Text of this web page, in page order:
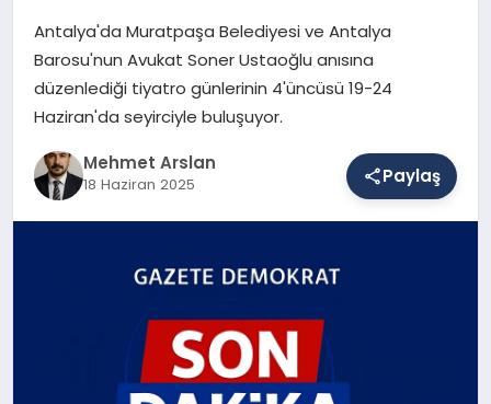
MAGAZIN
Antalya'da Muratpaşa Belediyesi ve Antalya
Barosu'nun Avukat Soner Ustaoğlu anısına
düzenlediği tiyatro günlerinin 4'üncüsü 19-24
Haziran'da seyirciyle buluşuyor.
Mehmet Arslan
18 Haziran 2025 Paylaş